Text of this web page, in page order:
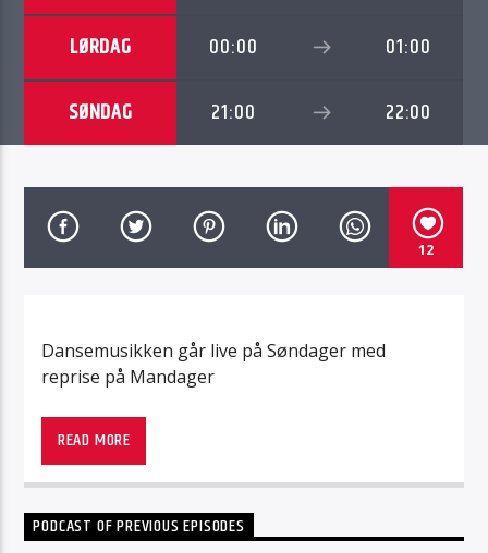
LØRDAG 00:00 01:00
SØNDAG 21:00 22:00
12
Dansemusikken går live på Søndager med
reprise på Mandager
READ MORE
PODCAST OF PREVIOUS EPISODES